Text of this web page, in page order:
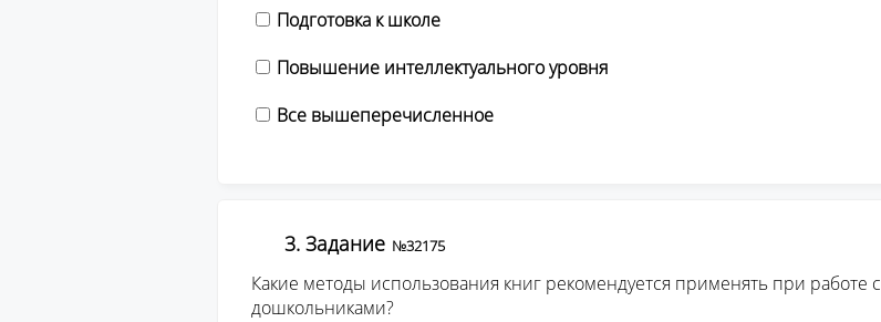
Подготовка к школе
Повышение интеллектуального уровня
Все вышеперечисленное
3. Задание №32175
Какие методы использования книг рекомендуется применять при работе с
дошкольниками?